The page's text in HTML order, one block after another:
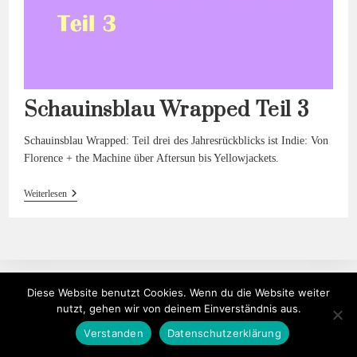
Schauinsblau Wrapped Teil 3
Schauinsblau Wrapped: Teil drei des Jahresrückblicks ist Indie: Von
Florence + the Machine über Aftersun bis Yellowjackets.
WeiterlesenSchauinsblau
Wrapped
Diese Website benutzt Cookies. Wenn du die Website weiter
nutzt, gehen wir von deinem Einverständnis aus.
Verstanden
Datenschutzerklärung